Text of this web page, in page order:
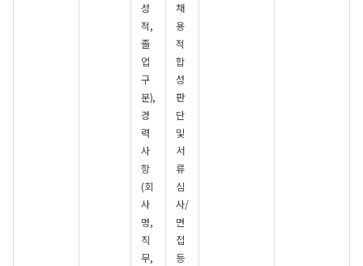
성
적,
졸
업
구
분),
경
력
사
항
(회
사
명,
직
무,
채
용
적
합
성
판
단
및
서
류
심
사/
면
접
등